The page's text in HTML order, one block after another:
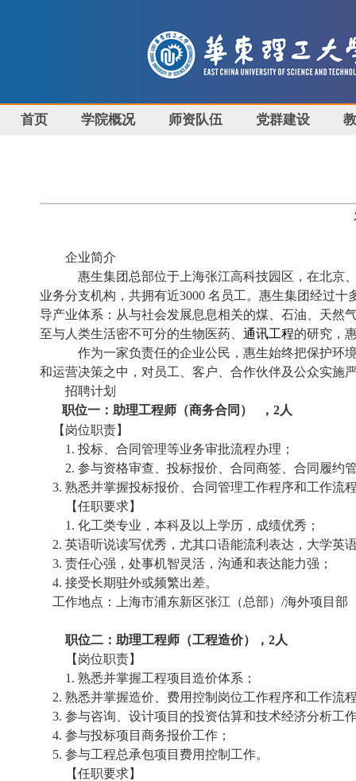
首页 学院概况 师资队伍 党群建设
企业简介
惠生集团总部位于上海张江高科技园区，在北京
业务分支机构，共拥有近3000 名员工。惠生集团经过十
导产业体系：从与社会发展息息相关的煤、石油、天然
至与人类生活密不可分的生物医药、 通讯工程的研究，
作为一家负责任的企业公民，惠生始终把保护环
和运营决策之中，对员工、客户、合作伙伴及公众实施
招聘计划
职位一：助理工程师（商务合同）
，2人
【岗位职责】
1. 投标、合同管理等业务审批流程办理；
2. 参与资格审查、投标报价、合同商签、合同履约
3. 熟悉并掌握投标报价、合同管理工作程序和工作流
【任职要求】
1. 化工类专业，本科及以上学历，成绩优秀；
2. 英语听说读写优秀，尤其口语能流利表达，大学英
3. 责任心强，处事机智灵活，沟通和表达能力强；
4. 接受长期驻外或频繁出差。
工作地点：上海市浦东新区张江（总部） /海外项目部
职位二：助理工程师（工程造价）， 2人
【岗位职责】
1. 熟悉并掌握工程项目造价体系；
2. 熟悉并掌握造价、费用控制岗位工作程序和工作流
3. 参与咨询、设计项目的投资估算和技术经济分析工
4. 参与投标项目商务报价工作；
5. 参与工程总承包项目费用控制工作。
【任职要求】